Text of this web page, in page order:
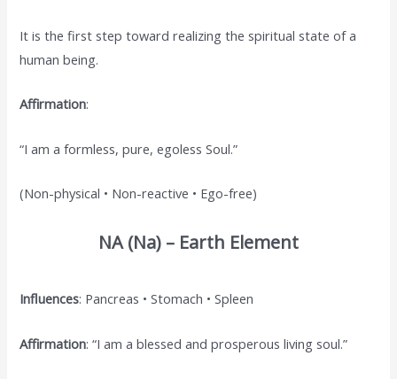
It is the first step toward realizing the spiritual state of a
human being.
Affirmation:
“I am a formless, pure, egoless Soul.”
(Non-physical • Non-reactive • Ego-free)
NA (Na) – Earth Element
Influences: Pancreas • Stomach • Spleen
Affirmation: “I am a blessed and prosperous living soul.”